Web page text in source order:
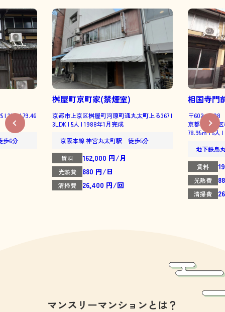
| 3DK | 79.46
6分
桝屋町京町家(禁煙室)
京都市上京区桝屋町河原町通丸太町上る367 |
3LDK | 5人 | 1988年1月完成
京阪本線 神宮丸太町駅 徒歩5分
賃料 162,000 円/月
光熱費 880 円/日
清掃費 26,400 円/回
相国寺門
〒602-0898
京都市上京
78.95㎡ | 5人
地下鉄烏
賃料
光熱費
清掃費
マンスリーマンションとは？